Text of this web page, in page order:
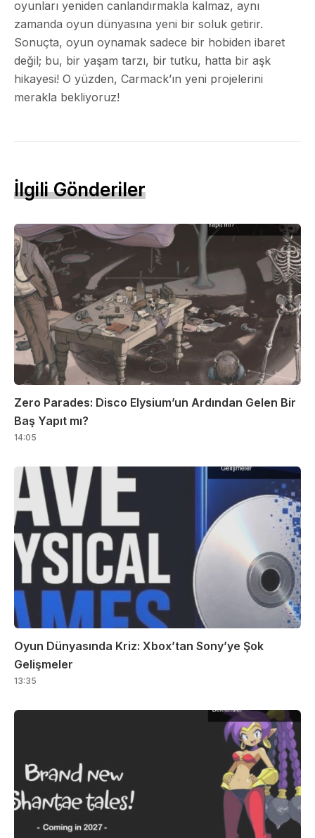
oyunları yeniden canlandırmakla kalmaz, aynı
zamanda oyun dünyasına yeni bir soluk getirir.
Sonuçta, oyun oynamak sadece bir hobiden ibaret
değil; bu, bir yaşam tarzı, bir tutku, hatta bir aşk
hikayesi! O yüzden, Carmack’ın yeni projelerini
merakla bekliyoruz!
İlgili Gönderiler
Zero Parades: Disco Elysium’un Ardından Gelen Bir
Baş Yapıt mı?
14:05
Oyun Dünyasında Kriz: Xbox’tan Sony’ye Şok
Gelişmeler
13:35